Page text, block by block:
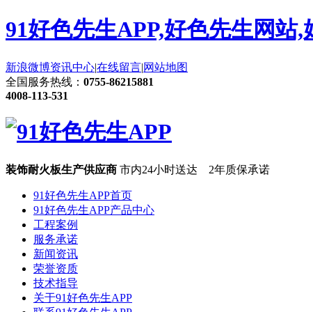
91好色先生APP,好色先生网站
新浪微博资讯中心|在线留言|网站地图
全国服务热线： 0755-86215881
4008-113-531
装饰耐火板生产供应商 市内24小时送达 2年质保承诺
91好色先生APP首页
91好色先生APP产品中心
工程案例
服务承诺
新闻资讯
荣誉资质
技术指导
关于91好色先生APP